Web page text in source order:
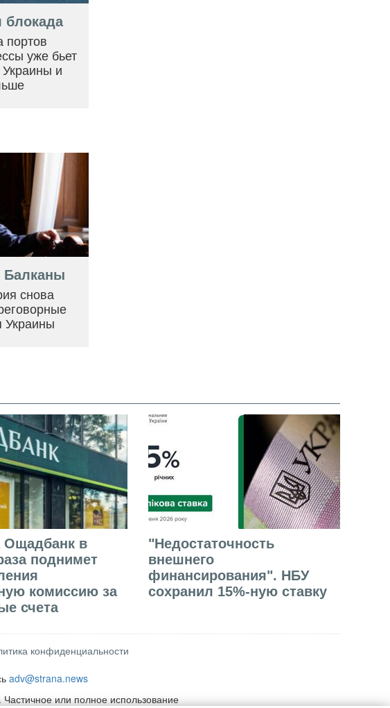
блокада
портов
уже бьет
Украины и
Балканы
снова
Украины
Ощадбанк в
поднимет
комиссию за
счета
"Недостаточность
внешнего
финансирования". НБУ
сохранил 15%-ную ставку
конфиденциальности
adv@strana.news
или полное использование